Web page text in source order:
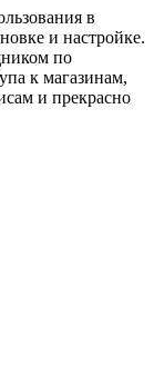
в
и настройке.
по
к магазинам,
и прекрасно